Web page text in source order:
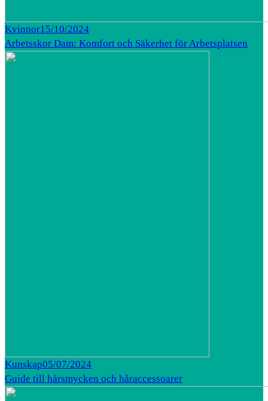
Kvinnor15/10/2024
Arbetsskor Dam: Komfort och Säkerhet för Arbetsplatsen
Kunskap05/07/2024
Guide till hårsmycken och håraccessoarer